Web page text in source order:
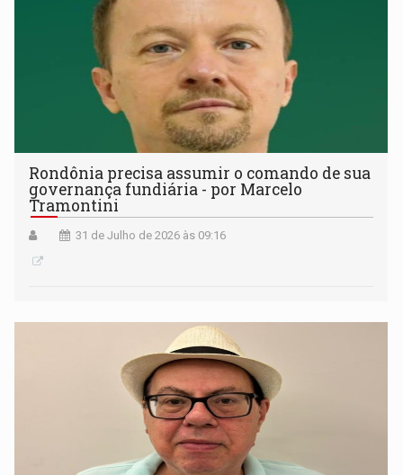
Rondônia precisa assumir o comando de sua
governança fundiária - por Marcelo
Tramontini
31 de Julho de 2026 às 09:16